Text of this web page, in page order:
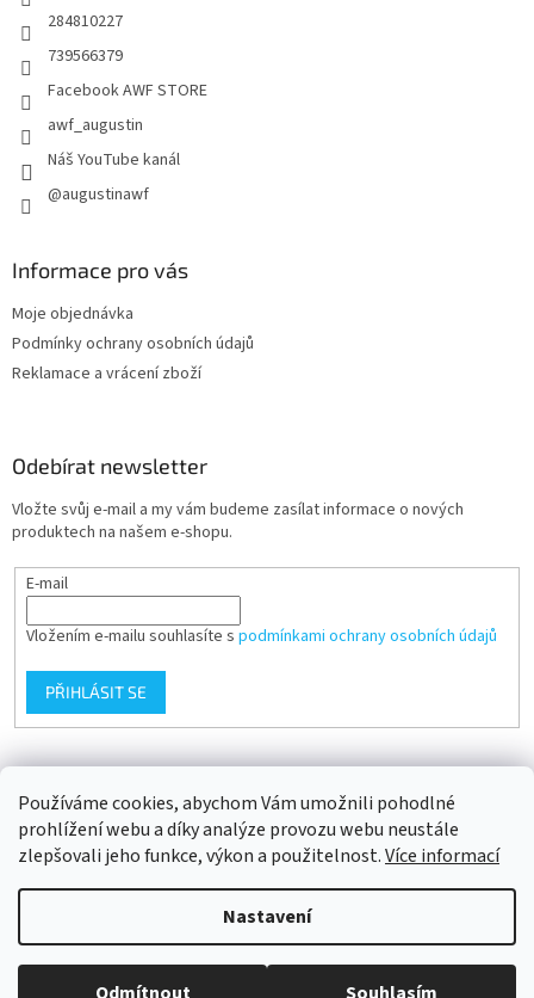
Používáme cookies, abychom Vám umožnili pohodlné
prohlížení webu a díky analýze provozu webu neustále
zlepšovali jeho funkce, výkon a použitelnost.Více informací
Nastavení
284810227
739566379
Facebook AWF STORE
awf_augustin
Náš YouTube kanál
@augustinawf
Informace pro vás
Moje objednávka
Podmínky ochrany osobních údajů
Reklamace a vrácení zboží
Odebírat newsletter
Vložte svůj e-mail a my vám budeme zasílat informace o nových
produktech na našem e-shopu.
E-mail
Vložením e-mailu souhlasíte s podmínkami ochrany osobních údajů
PŘIHLÁSIT SE
Vytvořil Shoptet